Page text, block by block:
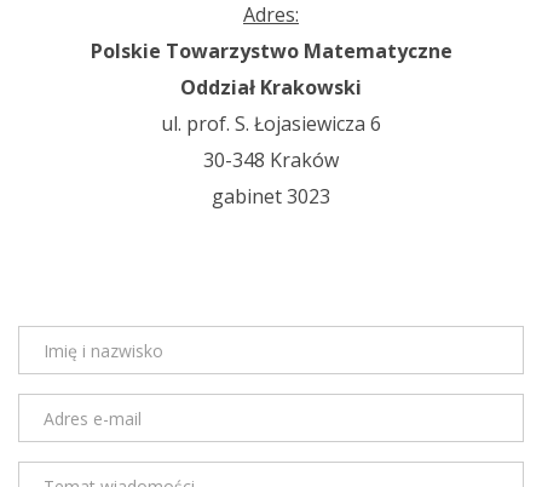
Adres:
Polskie Towarzystwo Matematyczne
Oddział Krakowski
ul. prof. S. Łojasiewicza 6
30-348 Kraków
gabinet 3023